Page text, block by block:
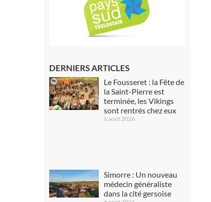
DERNIERS ARTICLES
Le Fousseret : la Fête de
la Saint-Pierre est
terminée, les Vikings
sont rentrés chez eux
6 août 2026
Simorre : Un nouveau
médecin généraliste
dans la cité gersoise